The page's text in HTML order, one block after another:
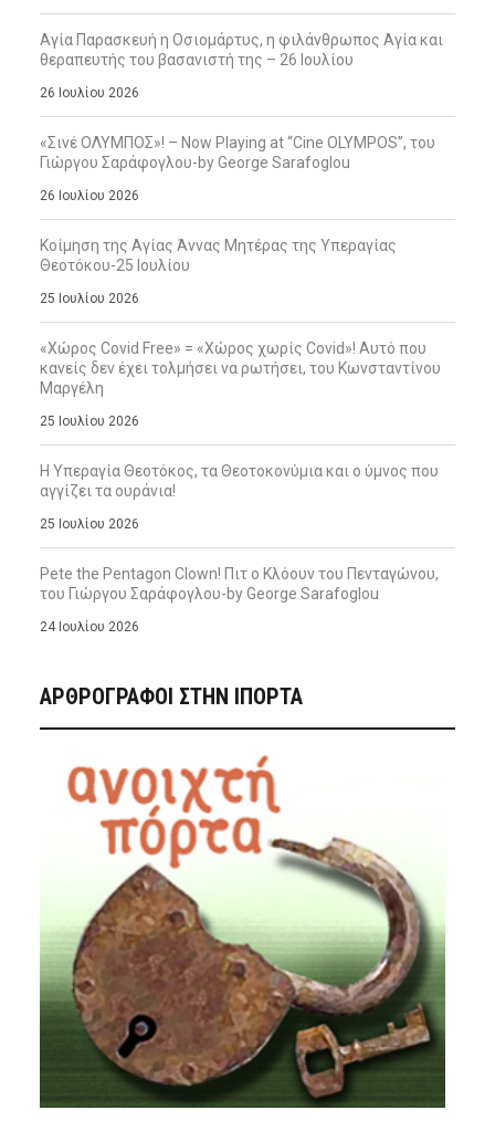
Αγία Παρασκευή η Οσιομάρτυς, η φιλάνθρωπος Αγία και
θεραπευτής του βασανιστή της – 26 Ιουλίου
26 Ιουλίου 2026
«Σινέ ΟΛΥΜΠΟΣ»! – Now Playing at “Cine OLYMPOS”, του
Γιώργου Σαράφογλου-by George Sarafoglou
26 Ιουλίου 2026
Κοίμηση της Αγίας Άννας Μητέρας της Υπεραγίας
Θεοτόκου-25 Ιουλίου
25 Ιουλίου 2026
«Χώρος Covid Free» = «Χώρος χωρίς Covid»! Αυτό που
κανείς δεν έχει τολμήσει να ρωτήσει, του Κωνσταντίνου
Μαργέλη
25 Ιουλίου 2026
Η Υπεραγία Θεοτόκος, τα Θεοτοκονύμια και ο ύμνος που
αγγίζει τα ουράνια!
25 Ιουλίου 2026
Pete the Pentagon Clown! Πιτ ο Κλόουν του Πενταγώνου,
του Γιώργου Σαράφογλου-by George Sarafoglou
24 Ιουλίου 2026
ΑΡΘΡΟΓΡΑΦΟΙ ΣΤΗΝ IΠΟΡΤΑ